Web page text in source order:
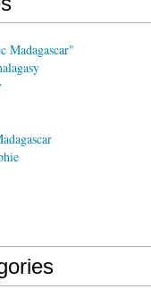
Madagascar"